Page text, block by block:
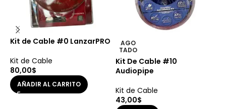
Kit de Cable #0 LanzarPRO
Kit de Cable
80,00$
AÑADIR AL CARRITO
AGO
TADO
Kit De Cable #10
Audiopipe
Kit de Cable
43,00$